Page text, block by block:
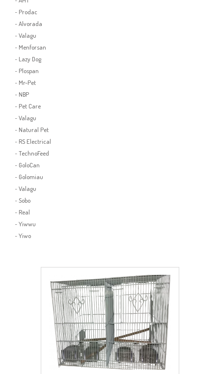
- Prodac
-Alvorada
-Valagu
- Menforsan
- Lazy Dog
- Plospan
- Mr-Pet
- NBP
- Pet Care
-Valagu
- Natural Pet
- RS Electrical
-TechnoFeed
- GoloCan
- Golomiau
-Valagu
-Sobo
- Real
-Yiwwu
-Yiwo